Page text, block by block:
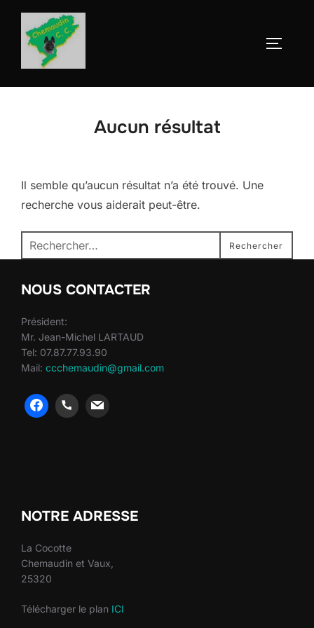
Aller
contenu
Aucun résultat
Il semble qu’aucun résultat n’a été trouvé. Une
recherche vous aiderait peut-être.
Recherche
pour :
Rechercher
NOUS CONTACTER
Président:
Mr. Jean-Michel LARTAUD
Tel: 07.87.77.93.90
Mail: ccchemaudin@gmail.com
NOTRE ADRESSE
La Cocotte
Chemaudin et Vaux,
25320
Télécharger le plan ICI